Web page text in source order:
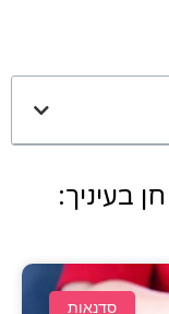
בעיניך:
סדנאות